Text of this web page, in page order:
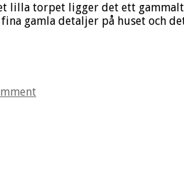
torpet ligger det ett
gamla detaljer på huset och